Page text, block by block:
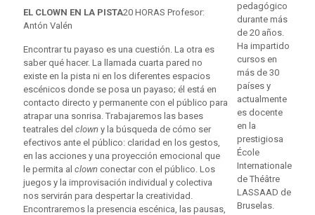
pedagógico
durante más
de 20 años.
Ha impartido
cursos en
más de 30
países y
actualmente
es docente
en la
prestigiosa
École
Internationale
de Théâtre
LASSAAD de
Bruselas.
EL CLOWN EN LA PISTA20 HORAS Profesor:
Antón Valén
Encontrar tu payaso es una cuestión. La otra es
saber qué hacer. La llamada cuarta pared no
existe en la pista ni en los diferentes espacios
escénicos donde se posa un payaso; él está en
contacto directo y permanente con el público para
atrapar una sonrisa. Trabajaremos las bases
teatrales del clown y la búsqueda de cómo ser
efectivos ante el público: claridad en los gestos,
en las acciones y una proyección emocional que
le permita al clown conectar con el público. Los
juegos y la improvisación individual y colectiva
nos servirán para despertar la creatividad.
Encontraremos la presencia escénica, las pausas,